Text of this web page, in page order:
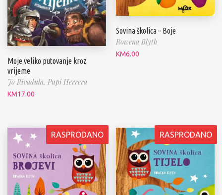
Moje veliko putovanje kroz
vrijeme
Jo Rivadula, Pupi Herrera
KM17.00
Sovina školica – Boje
Rowena Blyth
KM6.00
RASPRODANO RASPRODANO